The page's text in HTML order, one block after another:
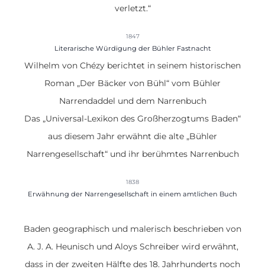
verletzt.“
1847
Literarische Würdigung der Bühler Fastnacht
Wilhelm von Chézy berichtet in seinem historischen
Roman „Der Bäcker von Bühl“ vom Bühler
Narrendaddel und dem Narrenbuch
Das „Universal-Lexikon des Großherzogtums Baden“
aus diesem Jahr erwähnt die alte „Bühler
Narrengesellschaft“ und ihr berühmtes Narrenbuch
1838
Erwähnung der Narrengesellschaft in einem amtlichen Buch
Baden geographisch und malerisch beschrieben von
A. J. A. Heunisch und Aloys Schreiber wird erwähnt,
dass in der zweiten Hälfte des 18. Jahrhunderts noch